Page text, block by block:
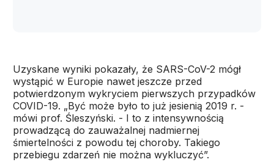
Uzyskane wyniki pokazały, że SARS-CoV-2 mógł
wystąpić w Europie nawet jeszcze przed
potwierdzonym wykryciem pierwszych przypadków
COVID-19. „Być może było to już jesienią 2019 r. -
mówi prof. Śleszyński. - I to z intensywnością
prowadzącą do zauważalnej nadmiernej
śmiertelności z powodu tej choroby. Takiego
przebiegu zdarzeń nie można wykluczyć”.